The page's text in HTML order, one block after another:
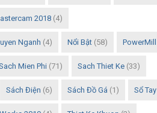
2018 (4)
Nganh (4) Nổi Bật (58) PowerMill
Mien Phi (71) Sach Thiet Ke (33)
Sách Điện (6) Sách Đồ Gá (1) Sổ Tay